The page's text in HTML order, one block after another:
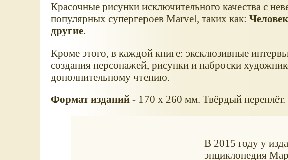
Красочные рисунки исключительного качества с
популярных супергероев Marvel, таких как:
другие.
Кроме этого, в каждой книге: эксклюзивные
создания персонажей, рисунки и наброски
дополнительному чтению.
Формат изданий - 170 x 260 мм. Твёрдый переплёт.
В 2015 году у
энциклопедия